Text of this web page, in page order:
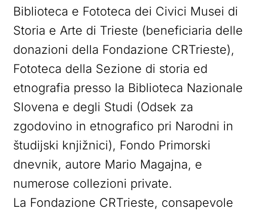
Biblioteca e Fototeca dei Civici Musei di
Storia e Arte di Trieste (beneficiaria delle
donazioni della Fondazione CRTrieste),
Fototeca della Sezione di storia ed
etnografia presso la Biblioteca Nazionale
Slovena e degli Studi (Odsek za
zgodovino in etnografico pri Narodni in
študijski knjižnici), Fondo Primorski
dnevnik, autore Mario Magajna, e
numerose collezioni private.
La Fondazione CRTrieste, consapevole